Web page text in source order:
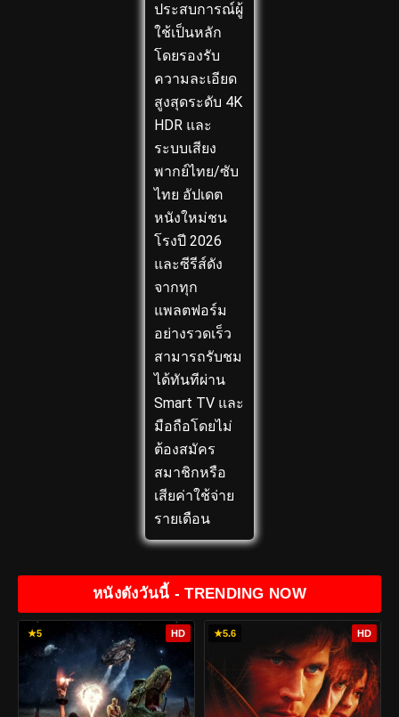
ประสบการณ์ผู้
ใช้เป็นหลัก
โดยรองรับ
ความละเอียด
สูงสุดระดับ 4K
HDR และ
ระบบเสียง
พากย์ไทย/ซับ
ไทย อัปเดต
หนังใหม่ชน
โรงปี 2026
และซีรีส์ดัง
จากทุก
แพลตฟอร์ม
อย่างรวดเร็ว
สามารถรับชม
ได้ทันทีผ่าน
Smart TV และ
มือถือโดยไม่
ต้องสมัคร
สมาชิกหรือ
เสียค่าใช้จ่าย
รายเดือน
หนังดังวันนี้ - TRENDING NOW
★5 HD ★5.6 HD